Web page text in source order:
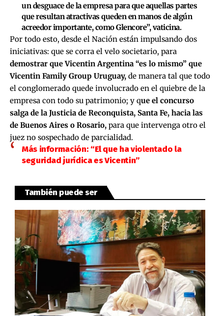
un desguace de la empresapara que aquellas partes
que resultan atractivas queden en manos de algún
acreedor importante, como Glencore”, vaticina.
Por todo esto, desde el Nación están impulsando dos
iniciativas: que se corra el velo societario, para
demostrar que Vicentin Argentina “es lo mismo” que
Vicentin Family Group Uruguay, de manera tal que todo
el conglomerado quede involucrado en el quiebre de la
empresa con todo su patrimonio; y que el concurso
salga de la Justicia de Reconquista, Santa Fe, hacia las
de Buenos Aires o Rosario, para que intervenga otro el
juez no sospechado de parcialidad.
Más información: “El que ha violentado la
seguridad jurídica es Vicentin”
También puede ser